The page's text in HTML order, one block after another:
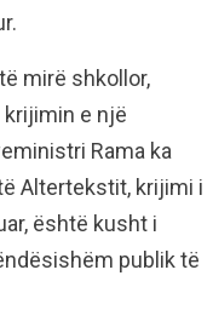
mirë shkollor,
e një
Rama ka
Altertekstit, krijimi i
është kusht i
publik të